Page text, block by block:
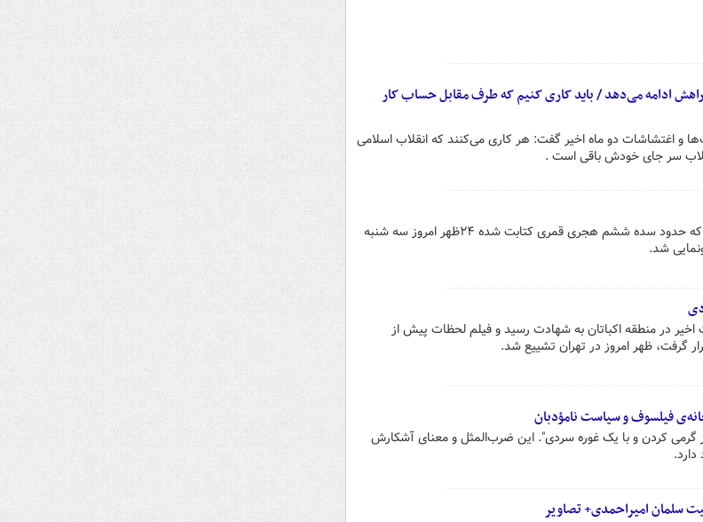
ادامه می‌دهد / باید کاری کنیم که طرف مقابل حساب کار
دو ماه اخیر گفت: هر کاری می‌کنند که انقلاب اسلامی
سر جای خودش باقی است .
رونمایی از قرآن مترجم دوره سلجوقی به خط نَسخ کهن که حدود سده ششم هجری قمری کتابت شده ۲۴ظهر امروز سه شنبه
شد.
اخیر در منطقه اکباتان به شهادت رسید و فیلم لحظات پیش از
گرفت، ظهر امروز در تهران تشییع شد.
فیلسوف و سیاست نامؤدبان
گرمی کردن و با یک غوره سردی". این ضرب‌المثل و معنای آشکارش
سلمان امیراحمدی+ تصاویر